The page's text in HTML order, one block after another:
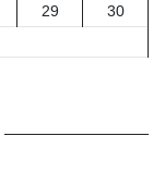
29
30